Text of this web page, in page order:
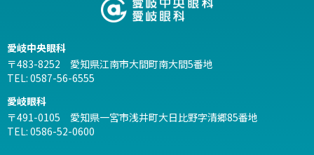
愛岐中央眼科
〒483-8252 愛知県江南市大間町南大間5番地
TEL: 0587-56-6555
愛岐眼科
〒491-0105 愛知県一宮市浅井町大日比野字清郷85番地
TEL: 0586-52-0600